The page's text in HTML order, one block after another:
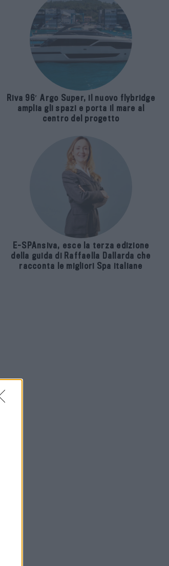
Riva 96′ Argo Super, il nuovo flybridge
amplia gli spazi e porta il mare al
centro del progetto
E-SPAnsiva, esce la terza edizione
della guida di Raffaella Dallarda che
racconta le migliori Spa italiane